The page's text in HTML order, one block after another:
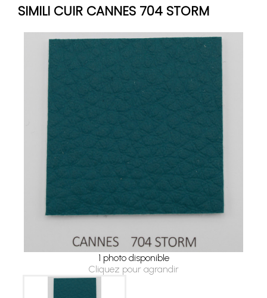
SIMILI CUIR CANNES 704 STORM
1 photo disponible
Cliquez pour agrandir